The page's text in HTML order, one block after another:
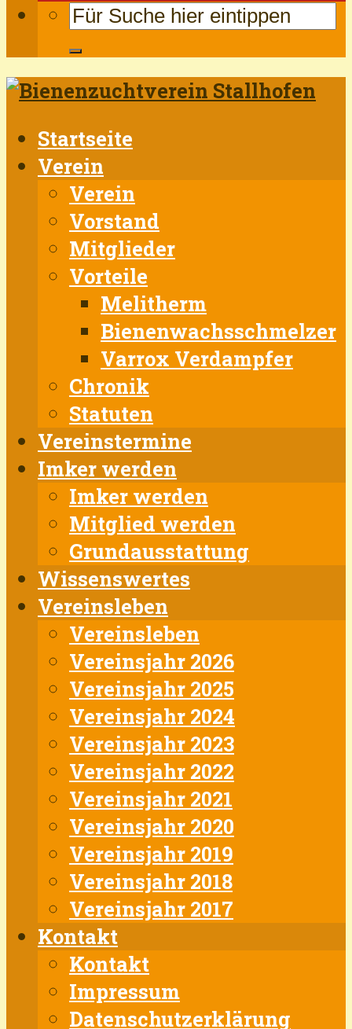
Startseite
Verein
Verein
Vorstand
Mitglieder
Vorteile
Melitherm
Bienenwachsschmelzer
Varrox Verdampfer
Chronik
Statuten
Vereinstermine
Imker werden
Imker werden
Mitglied werden
Grundausstattung
Wissenswertes
Vereinsleben
Vereinsleben
Vereinsjahr 2026
Vereinsjahr 2025
Vereinsjahr 2024
Vereinsjahr 2023
Vereinsjahr 2022
Vereinsjahr 2021
Vereinsjahr 2020
Vereinsjahr 2019
Vereinsjahr 2018
Vereinsjahr 2017
Kontakt
Kontakt
Impressum
Datenschutzerklärung